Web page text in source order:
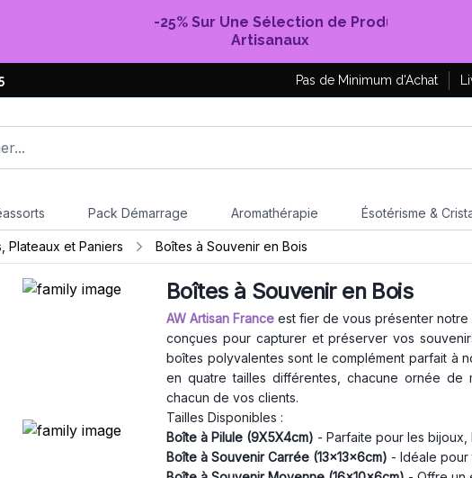
-25% Sur Une Sélection de Produits
Artisanaux
Pas de Minimum d'Achat
Pack Démarrage Aromathérapie Ésotérisme &
Plateaux et Paniers Boîtes à Souvenir en Bois
Boîtes à Souvenir en Bois
AW Artisan France est fier de vous présenter
conçues pour capturer et préserver vos
boîtes polyvalentes sont le complément parfait à
en quatre tailles différentes, chacune ornée
chacun de vos clients.
Tailles Disponibles :
Boîte à Pilule (9X5X4cm) - Parfaite pour les
Boîte à Souvenir Carrée (13x13x6cm) - Idéale pour